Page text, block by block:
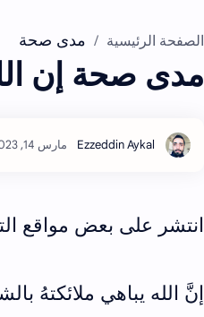
الصفحة الرئيسية مدى صحة
مدى صحة إن
انتشر على بعض مواقع
إنَّ الله يباهي ملائكتهُ